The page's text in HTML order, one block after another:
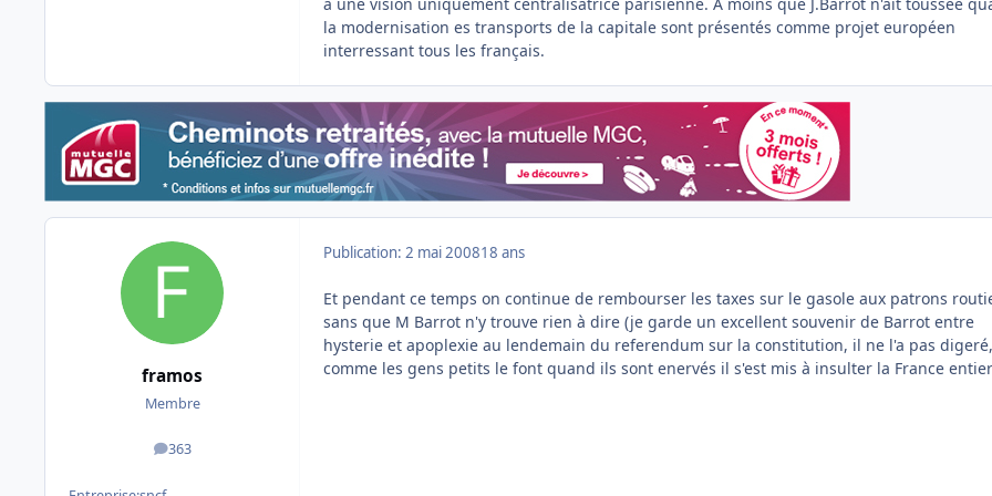
la modernisation es transports de la capitale sont présentés comme projet européen
interressant tous les français.
framos
Membre
363
messages
Publication: 2 mai 200818 ans
Et pendant ce temps on continue de rembourser les taxes sur le gasole aux patrons
sans que M Barrot n'y trouve rien à dire (je garde un excellent souvenir de Barrot entre
hysterie et apoplexie au lendemain du referendum sur la constitution, il ne l'a pas
comme les gens petits le font quand ils sont enervés il s'est mis à insulter la France